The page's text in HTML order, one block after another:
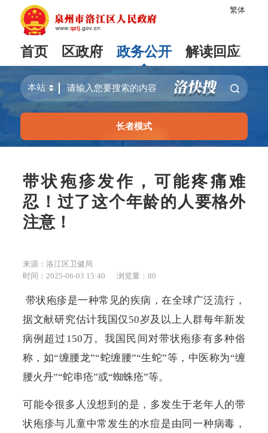
繁体
首页 区政府 政务公开 解读回应
长者模式
带状疱疹发作，可能疼痛难
忍！过了这个年龄的人要格外
注意！
来源：洛江区卫健局
时间：2025-06-03 15:40
浏览量： 80
带状疱疹是一种常见的疾病，在全球广泛流行，
据文献研究估计我国仅 50岁及以上人群每年新发
病例超过 150万。我国民间对带状疱疹有多种俗
称，如“缠腰龙”“蛇缠腰”“生蛇”等，中医称为“缠
腰火丹”“蛇串疮”或“蜘蛛疮”等。
可能令很多人没想到的是，多发生于老年人的带
状疱疹与儿童中常发生的水痘是由同一种病毒，